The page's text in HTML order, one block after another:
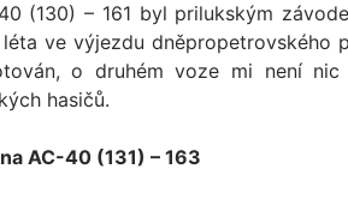
(130) – 161 byl prilukským
ve výjezdu
o druhém voze mi není
hasičů.
AC-40 (131) – 163